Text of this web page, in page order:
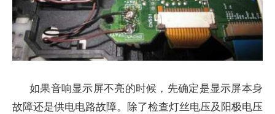
如果音响显示屏不亮的时候，先确定是显示屏本身
故障还是供电电路故障。除了检查灯丝电压及阳极电压